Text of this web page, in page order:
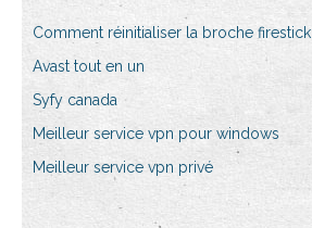
Comment réinitialiser la broche firestick
Avast tout en un
Syfy canada
Meilleur service vpn pour windows
Meilleur service vpn privé